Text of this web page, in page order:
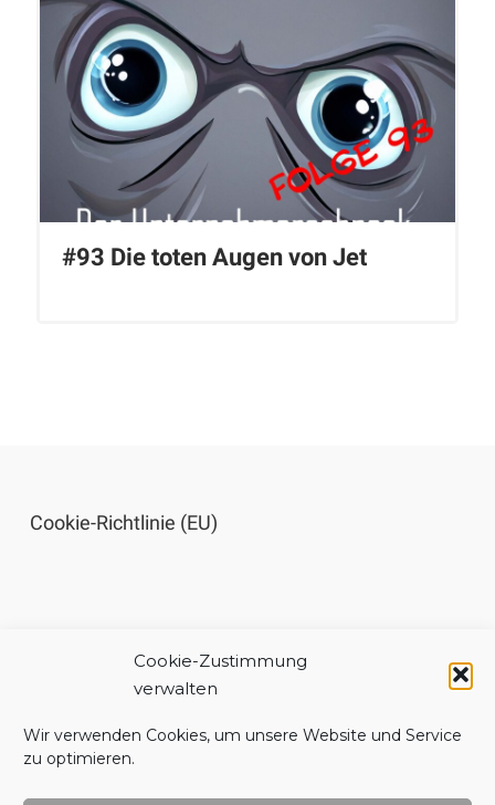
Cookie-Zustimmung
verwalten
Wir verwenden Cookies, um unsere Website und Service
zu optimieren.
#93 Die toten Augen von Jet
Cookie-Richtlinie (EU)